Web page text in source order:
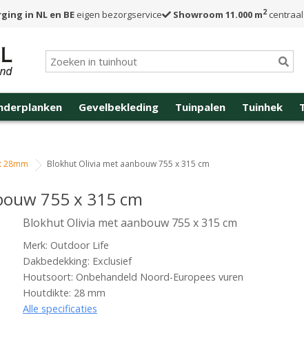
in NL en BE eigen bezorgservice Showroom 11.000 m2
Gevelbekleding Tuinpalen Tuinhek
28mm Blokhut Olivia met aanbouw 755 x 315 cm
755 x 315 cm
Blokhut Olivia met aanbouw 755 x 315 cm
Merk: Outdoor Life
Dakbedekking: Exclusief
Houtsoort: Onbehandeld Noord-Europees vuren
Houtdikte: 28 mm
Alle specificaties